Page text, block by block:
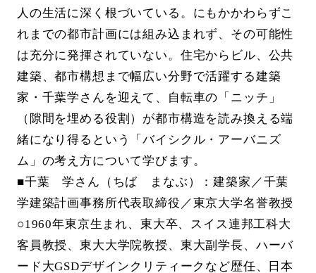
人の生活に深く根づいている。にもかかわらずこ
れまでの都市計画には組み込まれず、その可能性
は充分に発揮されていない。住宅からビル、公共
建築、都市構想まで幅広い分野で活躍する建築
家・千葉学さんを迎えて、自転車の「ニッチ」
（隙間を埋める役割）が都市構造を読み換える端
緒になり得るという「バイシクル・アーバニズ
ム」の考え方について学びます。
■千葉 学さん（ちば まなぶ）：建築家／千葉
学建築計画事務所代表取締役／東京大学名誉教授
○1960年東京生まれ、東大卒、スイス連邦工科大
客員教授、東大大学院教授、東大副学長、ハーバ
ード大GSDデザインクリティークなど歴任、日本